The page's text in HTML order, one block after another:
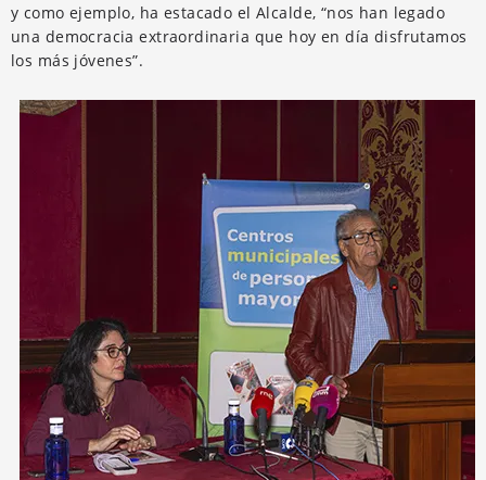
y como ejemplo, ha estacado el Alcalde, “nos han legado
una democracia extraordinaria que hoy en día disfrutamos
los más jóvenes”.